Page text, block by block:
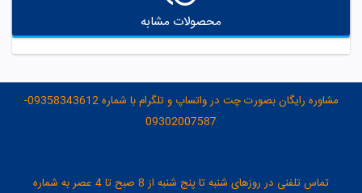
محصولات مشابه
مشاوره رایگان بصورت چت در واتساپ و تلگرام با شماره 09358343612-
09302007587
تماس تلفنی در روزهای شنبه تا پنج شنبه از 8 صبح تا 4 عصر به شماره